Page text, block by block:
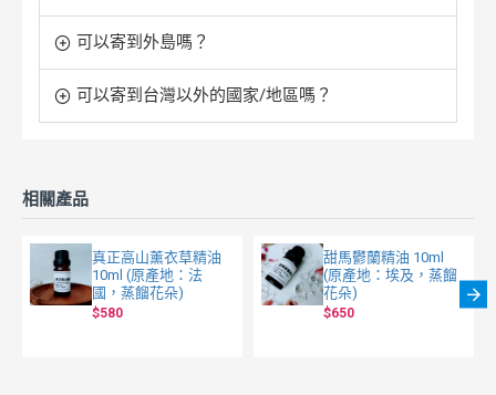
可以寄到外島嗎？
可以寄到台灣以外的國家/地區嗎？
相關產品
真正高山薰衣草精油
10ml (原產地：法
國，蒸餾花朵)
$580
甜馬鬱蘭精油 10ml
(原產地：埃及，蒸餾
花朵)
$650